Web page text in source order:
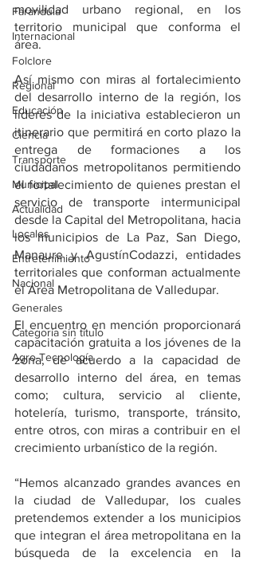
Farandula
Internacional
Folclore
Regional
Educación
Ciencia
Transporte
Municipal
Actualidad
Locales
Entretenimiento
Nacional
Generales
Categoría sin título
Agro-Tecnología
movilidad urbano regional, en los
territorio municipal que conforma el
área.
Así mismo con miras al fortalecimiento
del desarrollo interno de la región, los
líderes de la iniciativa establecieron un
itinerario que permitirá en corto plazo la
entrega de formaciones a los
ciudadanos metropolitanos permitiendo
el fortalecimiento de quienes prestan el
servicio de transporte intermunicipal
desde la Capital del Metropolitana, hacia
los municipios de La Paz, San Diego,
Manaure y AgustínCodazzi, entidades
territoriales que conforman actualmente
el Área Metropolitana de Valledupar.
El encuentro en mención proporcionará
capacitación gratuita a los jóvenes de la
zona, de acuerdo a la capacidad de
desarrollo interno del área, en temas
como; cultura, servicio al cliente,
hotelería, turismo, transporte, tránsito,
entre otros, con miras a contribuir en el
crecimiento urbanístico de la región.
“Hemos alcanzado grandes avances en
la ciudad de Valledupar, los cuales
pretendemos extender a los municipios
que integran el área metropolitana en la
búsqueda de la excelencia en la